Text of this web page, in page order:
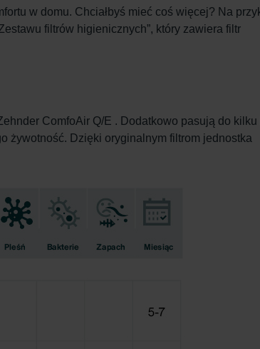
w domu. Chciałbyś mieć coś więcej? Na
filtrów higienicznych”, który zawiera filtr
ComfoAir Q/E . Dodatkowo pasują do kilku
żywotność. Dzięki oryginalnym filtrom jednostka